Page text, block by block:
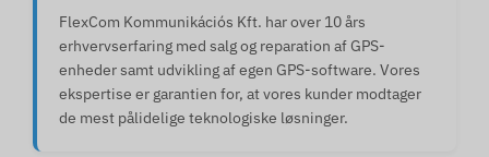
FlexCom Kommunikációs Kft. har over 10 års
erhvervserfaring med salg og reparation af GPS-
enheder samt udvikling af egen GPS-software. Vores
ekspertise er garantien for, at vores kunder modtager
de mest pålidelige teknologiske løsninger.